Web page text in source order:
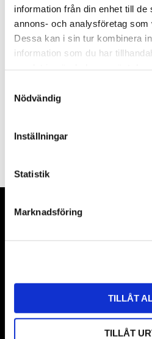
information från din enhet till de
annons- och analysföretag som
Dessa kan i sin tur kombinera
information som du har
e
Nödvändig
Inställningar
Statistik
Marknadsföring
TILLÅT
TILLÅT
Lagerstatus
Dina personuppgifter behandlas i